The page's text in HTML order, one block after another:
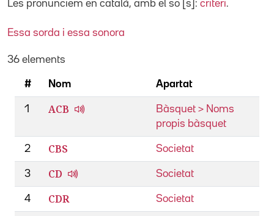
Les pronunciem en català, amb el so [s]: criteri.
Essa sorda i essa sonora
36 elements
# Nom Apartat
1 ACB
Bàsquet > Noms
propis bàsquet
2 CBS Societat
3 CD Societat
4 CDR Societat